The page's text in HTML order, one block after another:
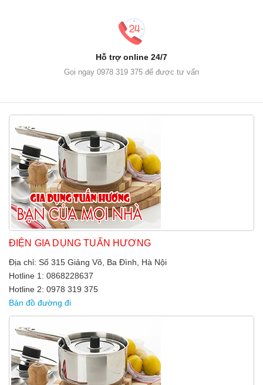
Hỗ trợ online 24/7
Gọi ngay 0978 319 375 để được tư vấn
ĐIỆN GIA DỤNG TUẤN HƯƠNG
Địa chỉ: Số 315 Giảng Võ, Ba Đình, Hà Nội
Hotline 1: 0868228637
Hotline 2: 0978 319 375
Bản đồ đường đi